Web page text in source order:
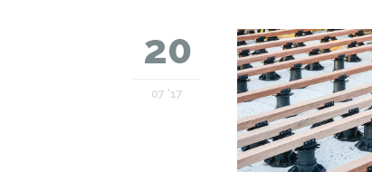
20
07 '17